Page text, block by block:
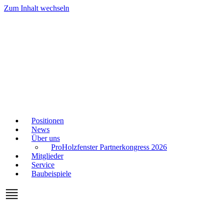
Zum Inhalt wechseln
Positionen
News
Über uns
ProHolzfenster Partnerkongress 2026
Mitglieder
Service
Baubeispiele